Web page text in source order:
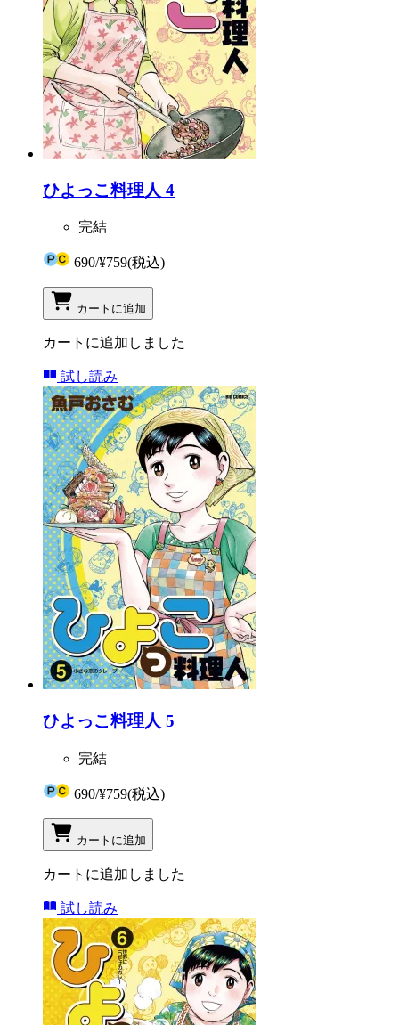
ひよっこ料理人 4
完結
690/¥759(税込)
カートに追加
カートに追加しました
試し読み
ひよっこ料理人 5
完結
690/¥759(税込)
カートに追加
カートに追加しました
試し読み